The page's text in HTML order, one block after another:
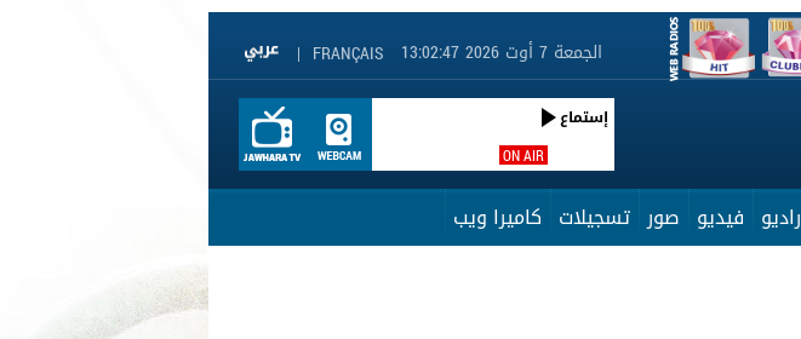
FRANÇAIS
| الجمعة 7 أوت 2026 13:02:47
ON AIR
إستماع
راديو فيديو صور تسجيلات كاميرا ويب